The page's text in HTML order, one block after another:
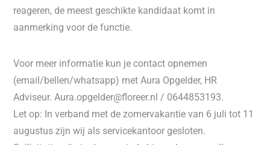
reageren, de meest geschikte kandidaat komt in
aanmerking voor de functie.
Voor meer informatie kun je contact opnemen
(email/bellen/whatsapp) met Aura Opgelder, HR
Adviseur. Aura.opgelder@floreer.nl / 0644853193.
Let op: In verband met de zomervakantie van 6 juli tot 11
augustus zijn wij als servicekantoor gesloten.